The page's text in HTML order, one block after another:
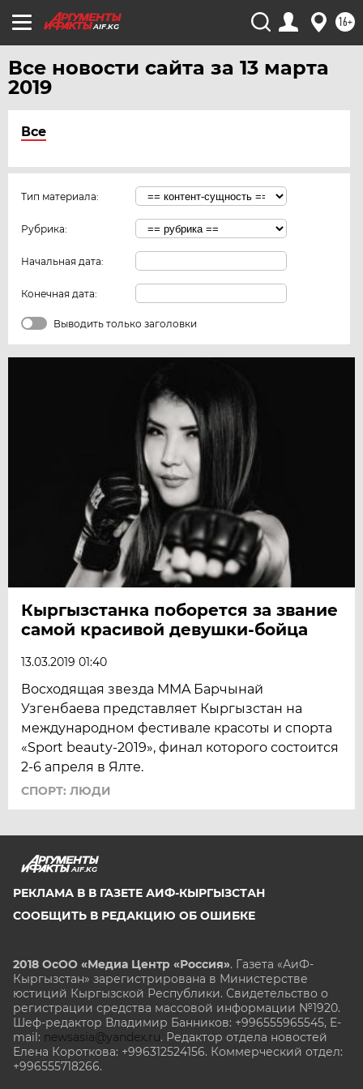
AIF.KG 16+
ЯКУТИЯ
ЯМАЛ
ЯРОСЛАВЛЬ
Все новости сайта за 13 марта
2019
Все
Тип материала:
Рубрика:
Начальная дата:
Конечная дата:
Выводить только заголовки
Кыргызстанка поборется за звание
самой красивой девушки-бойца
13.03.2019 01:40
Восходящая звезда MMA Барчынай
Узгенбаева представляет Кыргызстан на
международном фестивале красоты и спорта
«Sport beauty-2019», финал которого состоится
2-6 апреля в Ялте.
СПОРТ: ЛЮДИ
AIF.KG
РЕКЛАМА В В ГАЗЕТЕ АИФ-КЫРГЫЗСТАН
СООБЩИТЬ В РЕДАКЦИЮ ОБ ОШИБКЕ
2018 ОсОО «Медиа Центр «Россия». Газета «АиФ-
Кыргызстан» зарегистрирована в Министерстве
юстиций Кыргызской Республики. Свидетельство о
регистрации средства массовой информации №1920.
Шеф-редактор Владимир Банников: +996555965545, E-
mail: newsasia@yandex.ru. Редактор отдела новостей
Елена Короткова: +996312524156. Коммерческий отдел:
+996555718266.